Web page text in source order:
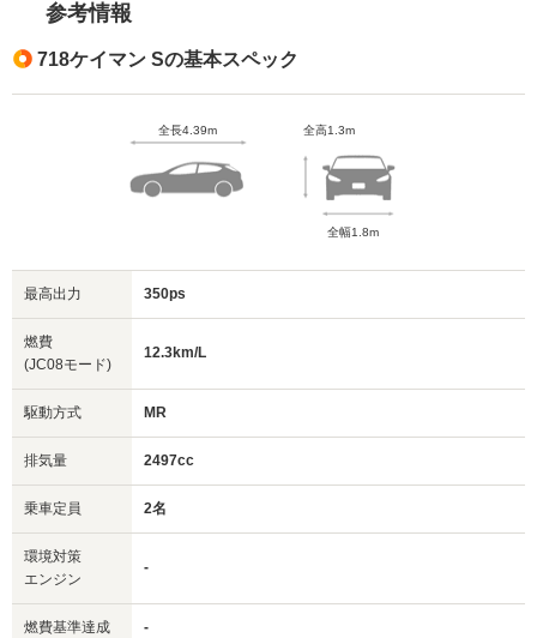
参考情報
718ケイマン Sの基本スペック
全長4.39m 全高1.3m
全幅1.8m
最高出力 350ps
燃費
(JC08モード)
12.3km/L
駆動方式 MR
排気量 2497cc
乗車定員 2名
環境対策
エンジン
-
燃費基準達成 -